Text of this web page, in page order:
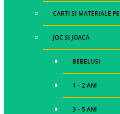
CARTI SI MATERIALE
JOC SI JOACA
BEBELUSI
1 – 2 ANI
3 – 5 ANI